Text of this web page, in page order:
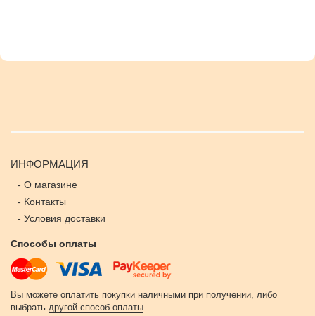
ИНФОРМАЦИЯ
- О магазине
- Контакты
- Условия доставки
Способы оплаты
Вы можете оплатить покупки наличными при получении, либо
выбрать другой способ оплаты.